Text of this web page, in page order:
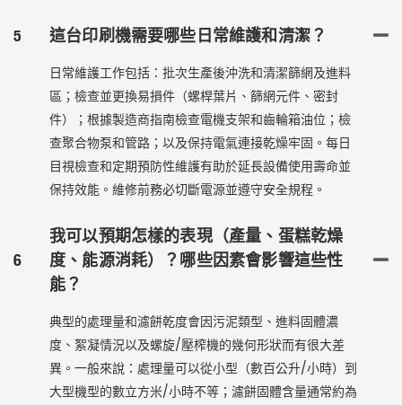
5 這台印刷機需要哪些日常維護和清潔？
日常維護工作包括：批次生產後沖洗和清潔篩網及進料
區；檢查並更換易損件（螺桿葉片、篩網元件、密封
件）；根據製造商指南檢查電機支架和齒輪箱油位；檢
查聚合物泵和管路；以及保持電氣連接乾燥牢固。每日
目視檢查和定期預防性維護有助於延長設備使用壽命並
保持效能。維修前務必切斷電源並遵守安全規程。
6
我可以預期怎樣的表現（產量、蛋糕乾燥
度、能源消耗）？哪些因素會影響這些性
能？
典型的處理量和濾餅乾度會因污泥類型、進料固體濃
度、絮凝情況以及螺旋/壓榨機的幾何形狀而有​​很大差
異。一般來說：處理量可以從小型（數百公升/小時）到
大型機型的數立方米/小時不等；濾餅固體含量通常約為